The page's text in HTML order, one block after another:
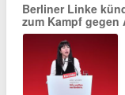
Berliner Linke
zum Kampf